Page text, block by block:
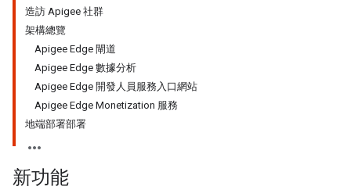
造訪 Apigee 社群
架構總覽
Apigee Edge 閘道
Apigee Edge 數據分析
Apigee Edge 開發人員服務入口網站
Apigee Edge Monetization 服務
地端部署部署
新功能